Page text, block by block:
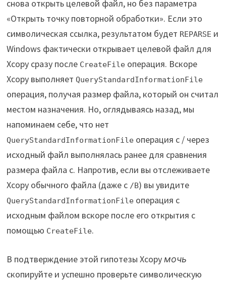
снова открыть целевой файл, но без параметра
«Открыть точку повторной обработки». Если это
символическая ссылка, результатом будет REPARSE и
Windows фактически открывает целевой файл для
Xcopy сразу после CreateFileоперация. Вскоре
Xcopy выполняет QueryStandardInformationFile
операция, получая размер файла, который он считал
местом назначения. Но, оглядываясь назад, мы
напоминаем себе, что нет
QueryStandardInformationFileоперация с / через
исходный файл выполнялась ранее для сравнения
размера файла с. Напротив, если вы отслеживаете
Xcopy обычного файла (даже с /B) вы увидите
QueryStandardInformationFileоперация с
исходным файлом вскоре после его открытия с
помощью CreateFile.
В подтверждение этой гипотезы Xcopyмочь
скопируйте и успешно проверьте символическую